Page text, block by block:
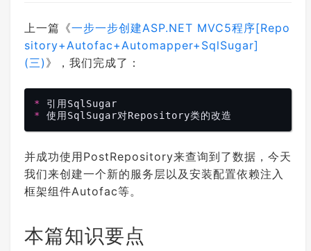
上一篇《一步一步创建ASP.NET MVC5程序[Repo
sitory+Autofac+Automapper+SqlSugar]
(三) 》，我们完成了：
*
*
并成功使用PostRepository来查询到了数据，今天
我们来创建一个新的服务层以及安装配置依赖注入
框架组件Autofac等。
本篇知识要点